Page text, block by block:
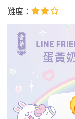
難度：